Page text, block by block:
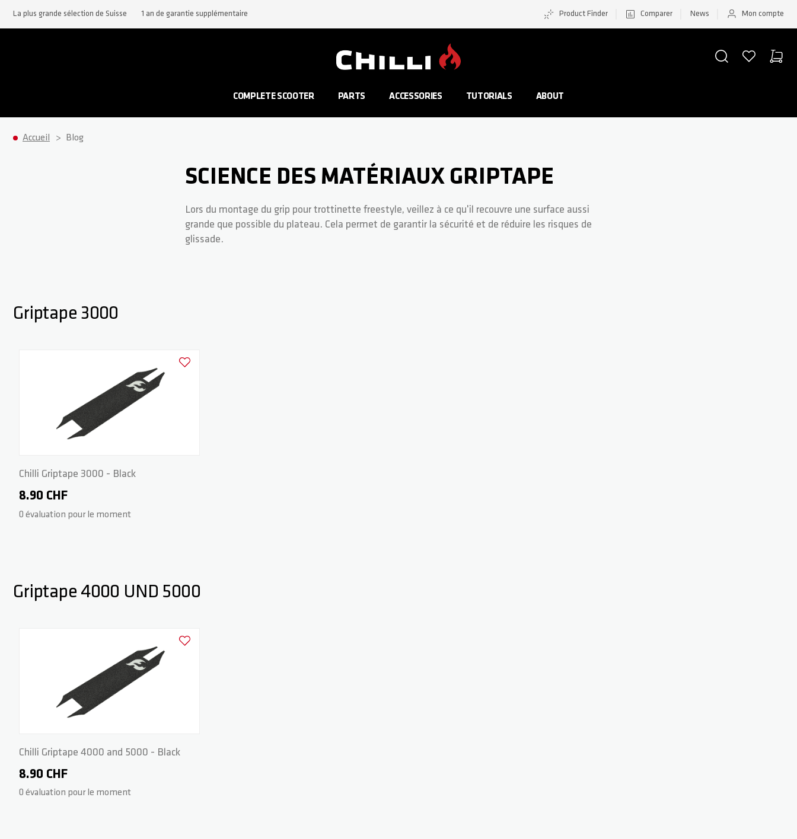
La plus grande sélection de Suisse 1 an de garantie supplémentaire Product Finder Comparer News Mon compte
COMPLETE SCOOTER PARTS ACCESSORIES TUTORIALS ABOUT
CHERCHERLISTE D'ACHATS
PANIER
Accueil Blog
SCIENCE DES MATÉRIAUX GRIPTAPE
Lors du montage du grip pour trottinette freestyle, veillez à ce qu'il recouvre une surface aussi
grande que possible du plateau. Cela permet de garantir la sécurité et de réduire les risques de
glissade.
Griptape 3000
Chilli Griptape 3000 - Black
8.90 CHF
0 évaluation pour le moment
Ajouter à la liste d'achats
Griptape 4000 UND 5000
Chilli Griptape 4000 and 5000 - Black
8.90 CHF
0 évaluation pour le moment
Ajouter à la liste d'achats